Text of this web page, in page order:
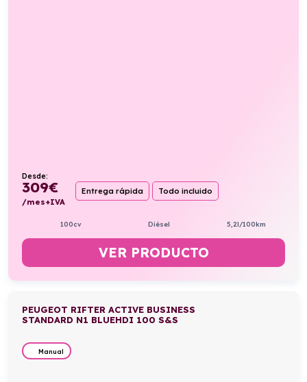
Desde:
309€
/mes+IVA
Entrega rápida Todo incluido
100cv Diésel 5,2l/100km
VER PRODUCTO
PEUGEOT RIFTER ACTIVE BUSINESS
STANDARD N1 BLUEHDI 100 S&S
Manual